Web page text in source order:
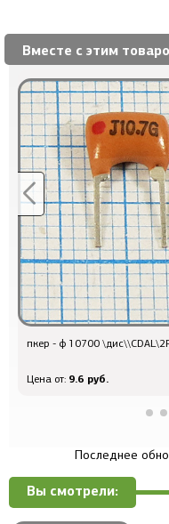
Вместе с этим
пкер - ф 10700
Цена от: 9.6 руб.
Последнее
Вы смотрели: